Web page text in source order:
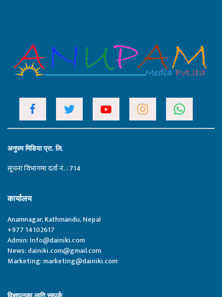
अनुपम मिडिया प्रा. लि.
सूचना विभागमा दर्ता नं. : 714
कार्यालय
Anamnagar, Kathmandu, Nepal
+977 14102617
Admin:Info@dainiki.com
News:dainiki.com@gmail.com
Marketing:marketing@dainiki.com